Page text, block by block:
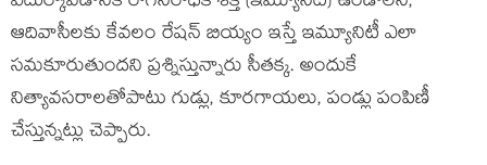
ఆదివాసీలకు కేవలం రేషన్ బియ్యం ఇస్తే ఇమ్యూనిటీ ఎలా
సమకూరుతుందని ప్రశ్నిస్తున్నారు సీతక్క. అందుకే
నిత్యావసరాలతోపాటు గుడ్లు, కూరగాయలు, పండ్లు పంపిణీ
చేస్తున్నట్లు చెప్పారు.